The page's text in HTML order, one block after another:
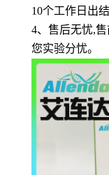
10个工作日出
4、售后无忧,
您实验分忧。